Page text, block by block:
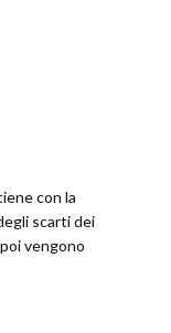
con la
scarti dei
vengono